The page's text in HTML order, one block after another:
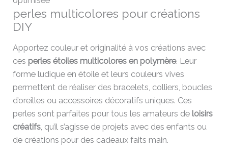
perles multicolores pour créations
DIY
Apportez couleur et originalité à vos créations avec
ces perles étoiles multicolores en polymère. Leur
forme ludique en étoile et leurs couleurs vives
permettent de réaliser des bracelets, colliers, boucles
d’oreilles ou accessoires décoratifs uniques. Ces
perles sont parfaites pour tous les amateurs de loisirs
créatifs , qu’il s’agisse de projets avec des enfants ou
de créations pour des cadeaux faits main.